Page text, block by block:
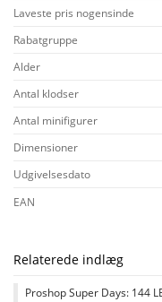
Laveste pris nogensinde
Rabatgruppe
Alder
Antal klodser
Antal minifigurer
Dimensioner
Udgivelsesdato
EAN
Relaterede indlæg
Proshop Super Days: 144